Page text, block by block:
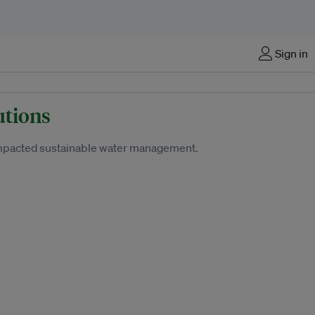
Sign in
sustainable water management.